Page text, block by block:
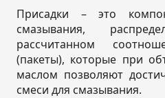
Присадки – это
смазывания,
рассчитанном
(пакеты), которые при
маслом позволяют
смеси для смазывания.